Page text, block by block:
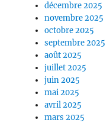
décembre 2025
novembre 2025
octobre 2025
septembre 2025
août 2025
juillet 2025
juin 2025
mai 2025
avril 2025
mars 2025